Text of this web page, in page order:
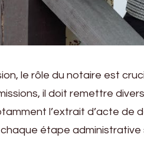
le rôle du notaire est
il doit remettre
l’extrait d’acte de
étape